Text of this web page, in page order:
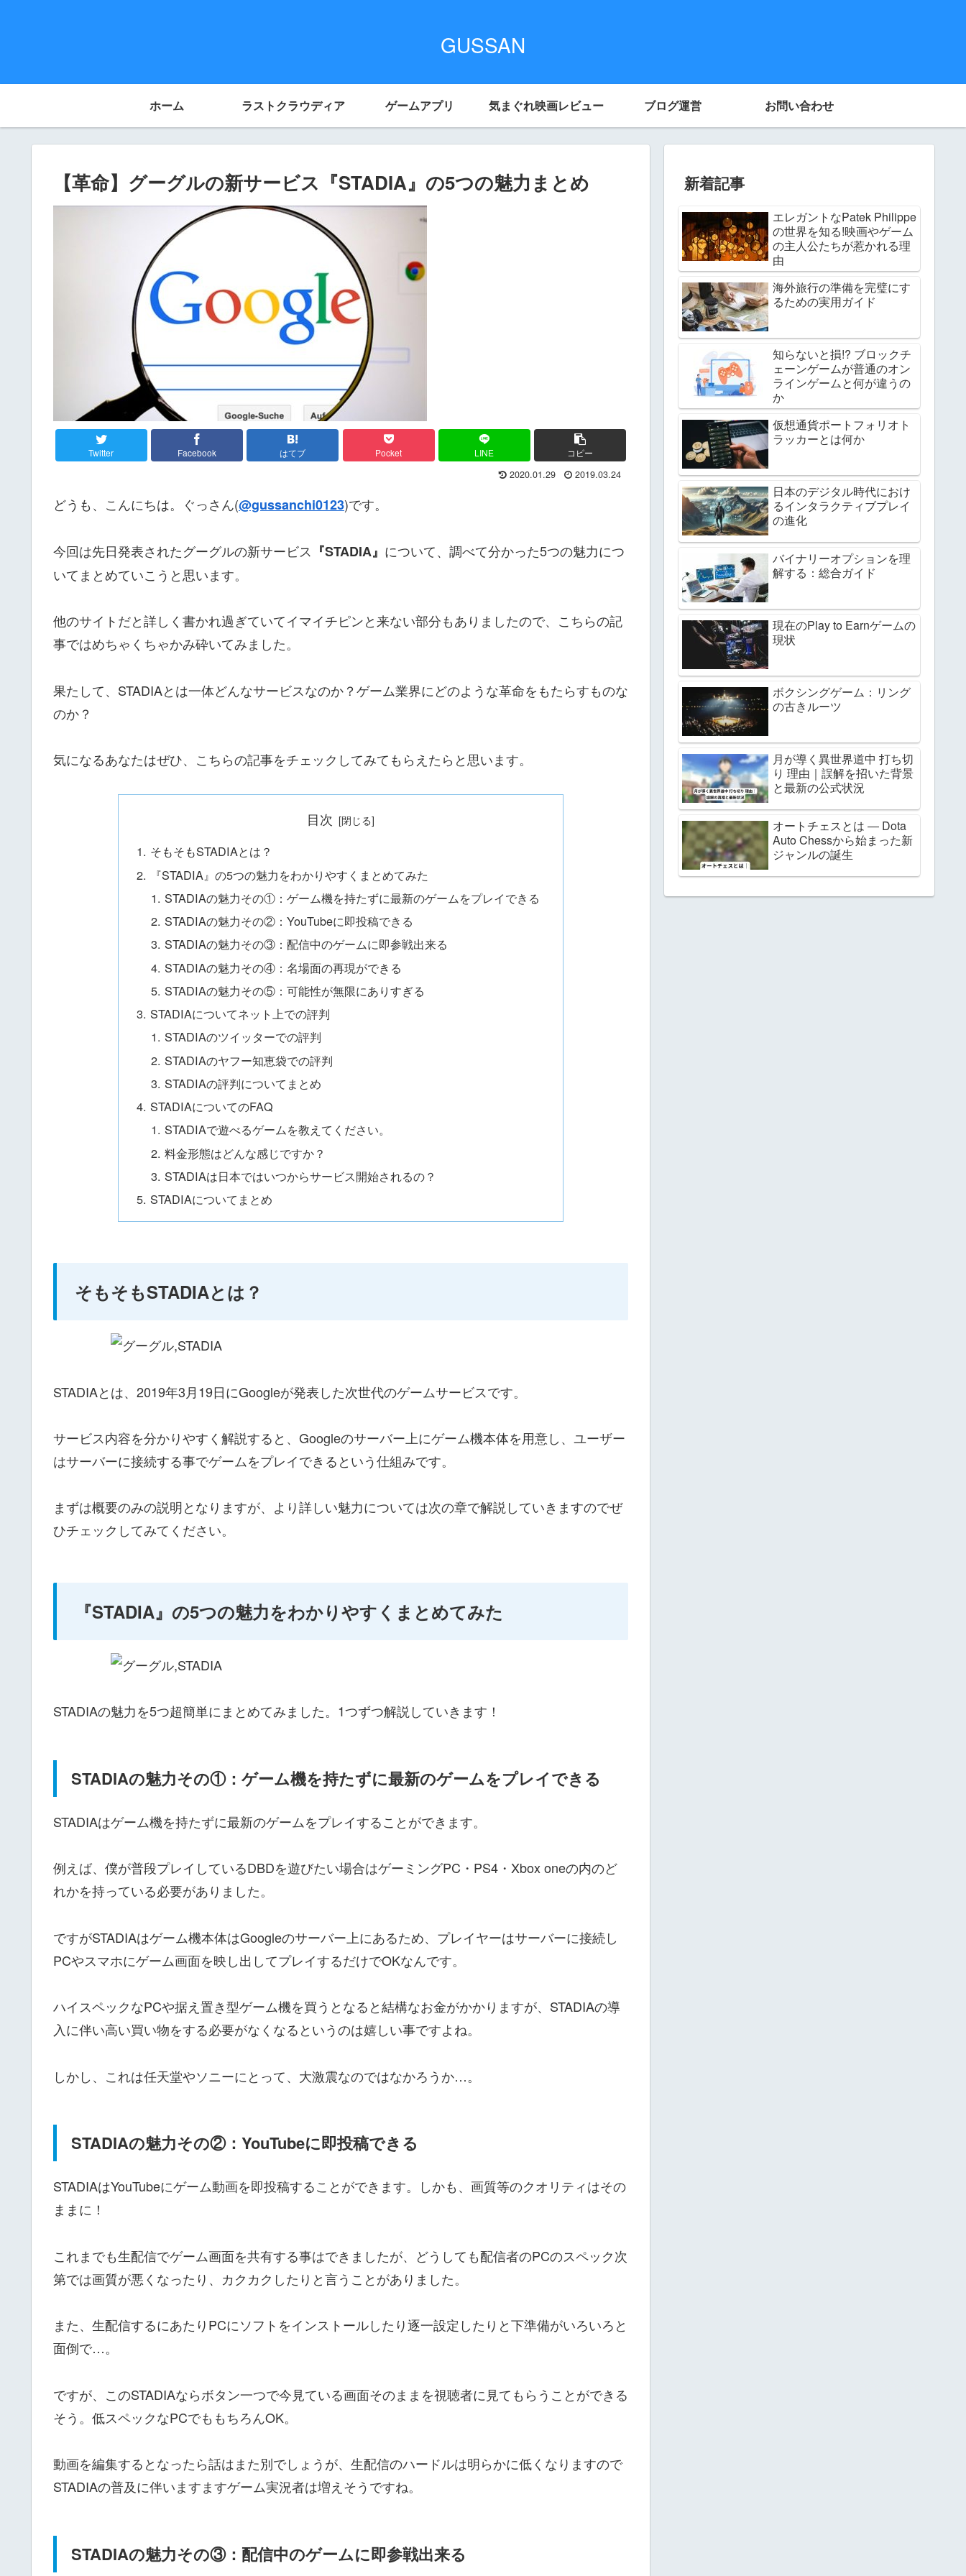
GUSSAN
ホーム ラストクラウディア ゲームアプリ 気まぐれ映画レビュー ブログ運営 お問い合わせ
【革命】グーグルの新サービス『STADIA』の5つの魅力まとめ
Twitter Facebook はてブ Pocket LINE コピー
2020.01.29 2019.03.24
どうも、こんにちは。ぐっさん(@gussanchi0123)です。
今回は先日発表されたグーグルの新サービス 『STADIA』 について、調べて分かった5つの魅力につ
いてまとめていこうと思います。
他のサイトだと詳しく書かれ過ぎていてイマイチピンと来ない部分もありましたので、こちらの記
事ではめちゃくちゃかみ砕いてみました。
果たして、STADIAとは一体どんなサービスなのか？ゲーム業界にどのような革命をもたらすものな
のか？
気になるあなたはぜひ、こちらの記事をチェックしてみてもらえたらと思います。
目次
そもそもSTADIAとは？
『STADIA』の5つの魅力をわかりやすくまとめてみた
STADIAの魅力その①：ゲーム機を持たずに最新のゲームをプレイできる
STADIAの魅力その②：YouTubeに即投稿できる
STADIAの魅力その③：配信中のゲームに即参戦出来る
STADIAの魅力その④：名場面の再現ができる
STADIAの魅力その⑤：可能性が無限にありすぎる
STADIAについてネット上での評判
STADIAのツイッターでの評判
STADIAのヤフー知恵袋での評判
STADIAの評判についてまとめ
STADIAについてのFAQ
STADIAで遊べるゲームを教えてください。
料金形態はどんな感じですか？
STADIAは日本ではいつからサービス開始されるの？
STADIAについてまとめ
そもそもSTADIAとは？
STADIAとは、2019年3月19日にGoogleが発表した次世代のゲームサービスです。
サービス内容を分かりやすく解説すると、Googleのサーバー上にゲーム機本体を用意し、ユーザー
はサーバーに接続する事でゲームをプレイできるという仕組みです。
まずは概要のみの説明となりますが、より詳しい魅力については次の章で解説していきますのでぜ
ひチェックしてみてください。
『STADIA』の5つの魅力をわかりやすくまとめてみた
STADIAの魅力を5つ超簡単にまとめてみました。1つずつ解説していきます！
STADIAの魅力その①：ゲーム機を持たずに最新のゲームをプレイできる
STADIAはゲーム機を持たずに最新のゲームをプレイすることができます。
例えば、僕が普段プレイしているDBDを遊びたい場合はゲーミングPC・PS4・Xbox oneの内のど
れかを持っている必要がありました。
ですがSTADIAはゲーム機本体はGoogleのサーバー上にあるため、プレイヤーはサーバーに接続し
PCやスマホにゲーム画面を映し出してプレイするだけでOKなんです。
ハイスペックなPCや据え置き型ゲーム機を買うとなると結構なお金がかかりますが、STADIAの導
入に伴い高い買い物をする必要がなくなるというのは嬉しい事ですよね。
しかし、これは任天堂やソニーにとって、大激震なのではなかろうか…。
STADIAの魅力その②：YouTubeに即投稿できる
STADIAはYouTubeにゲーム動画を即投稿することができます。しかも、画質等のクオリティはその
ままに！
これまでも生配信でゲーム画面を共有する事はできましたが、どうしても配信者のPCのスペック次
第では画質が悪くなったり、カクカクしたりと言うことがありました。
また、生配信するにあたりPCにソフトをインストールしたり逐一設定したりと下準備がいろいろと
面倒で…。
ですが、このSTADIAならボタン一つで今見ている画面そのままを視聴者に見てもらうことができる
そう。低スペックなPCでももちろんOK。
動画を編集するとなったら話はまた別でしょうが、生配信のハードルは明らかに低くなりますので
STADIAの普及に伴いますますゲーム実況者は増えそうですね。
STADIAの魅力その③：配信中のゲームに即参戦出来る
新着記事
エレガントなPatek Philippe
の世界を知る!映画やゲーム
の主人公たちが惹かれる理
由
海外旅行の準備を完璧にす
るための実用ガイド
知らないと損!? ブロックチ
ェーンゲームが普通のオン
ラインゲームと何が違うの
か
仮想通貨ポートフォリオト
ラッカーとは何か
日本のデジタル時代におけ
るインタラクティブプレイ
の進化
バイナリーオプションを理
解する：総合ガイド
現在のPlay to Earnゲームの
現状
ボクシングゲーム：リング
の古きルーツ
月が導く異世界道中 打ち切
り 理由｜誤解を招いた背景
と最新の公式状況
オートチェスとは ― Dota
Auto Chessから始まった新
ジャンルの誕生